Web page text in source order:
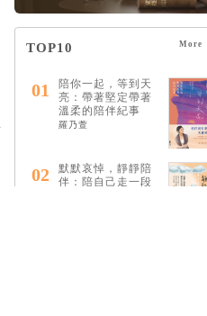
TOP10 More
01
陪你一起，等到天
亮：帶著堅定帶著
溫柔的陪伴紀事
羅乃萱
02
默默哀悼，靜靜陪
伴：陪自己走一段